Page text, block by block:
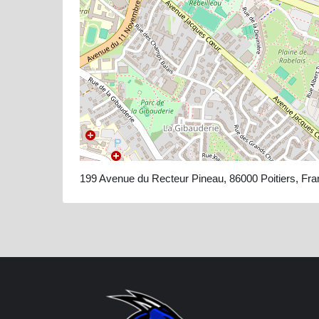
199 Avenue du Recteur Pineau, 86000 Poitiers,